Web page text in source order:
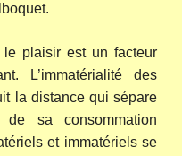
plaisir est un facteur
L’immatérialité des
la distance qui sépare
de sa consommation
et immatériels se